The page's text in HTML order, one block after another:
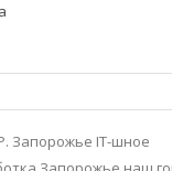
Запорожье IT-шное